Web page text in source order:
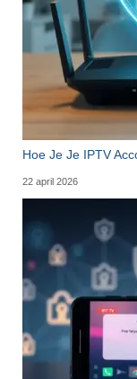
Hoe Je Je IPTV
22 april 2026